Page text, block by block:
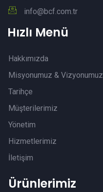
info@bcf.com.tr
Hızlı Menü
Hakkımızda
Misyonumuz & Vizyonumuz
Tarihçe
Müşterilerimiz
Yönetim
Hizmetlerimiz
İletişim
Ürünlerimiz